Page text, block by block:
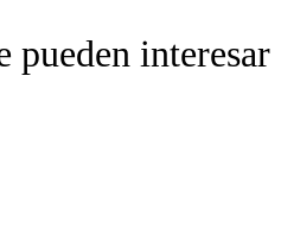
pueden interesar